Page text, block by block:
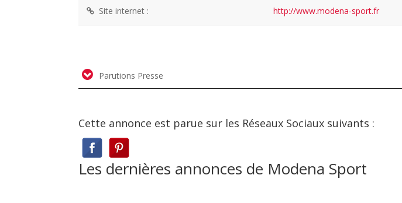
Site internet : http://www.modena-sport.fr
Parutions Presse
Cette annonce est parue sur les Réseaux Sociaux suivants :
Les dernières annonces de Modena Sport